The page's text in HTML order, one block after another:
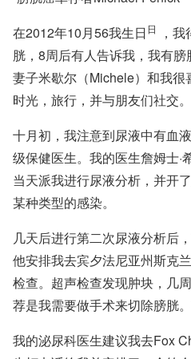
在2012年10月56我生日 日
，
胱，8周后有人告诉我，我有
妻子米歇尔（Michele）和我
时光，旅行，并与朋友们社交。
十月初，我注意到尿液中有血
级保健医生。我的医生詹姆士·
当天派我进行尿液分析，并开
某种类型的感染。
几天后进行第二次尿液分析后
他安排我去宾夕法尼亚州斯克
检查。超声检查发现肿块，几
荐是我需要做手术来切除膀胱
我的泌尿科医生建议我去Fox